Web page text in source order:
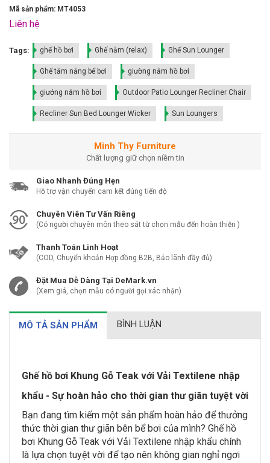
Mã sản phẩm: MT4053
Liên hệ
Tags: ghế hồ bơi Ghế nằm (relax) Ghế Sun Lounger
Ghế tắm nắng bể bơi giường nằm hồ bơi
giưởng nằm hồ bơi Outdoor Patio Lounger Recliner Chair
Recliner Sun Bed Lounger Wicker Sun Loungers
Minh Thy Furniture
Chất lượng giữ chọn niềm tin
Giao Nhanh Đúng Hẹn
Hỗ trợ vận chuyển cam kết đúng tiến độ
Chuyên Viên Tư Vấn Riêng
(Có người chuyên môn theo sát từ chọn mẫu đến hoàn thiện )
Thanh Toán Linh Hoạt
(COD, Chuyển khoản Hợp đồng B2B, Bảo lãnh đầy đủ)
Đặt Mua Dễ Dàng Tại DeMark.vn
(Xem giá, chọn mẫu có người gọi xác nhận)
MÔ TẢ SẢN PHẨM BÌNH LUẬN
Ghế hồ bơi Khung Gỗ Teak với Vải Textilene nhập
khẩu - Sự hoàn hảo cho thời gian thư giãn tuyệt vời
Bạn đang tìm kiếm một sản phẩm hoàn hảo để thưởng
thức thời gian thư giãn bên bể bơi của mình? Ghế hồ
bơi Khung Gỗ Teak với Vải Textilene nhập khẩu chính
là lựa chọn tuyệt vời để tạo nên không gian nghỉ ngơi